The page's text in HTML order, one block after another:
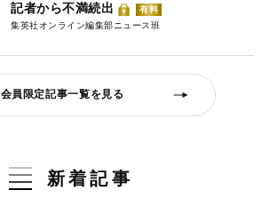
記者から不満続出
有料
集英社オンライン編集部ニュース班
会員限定記事一覧を見る
新着記事